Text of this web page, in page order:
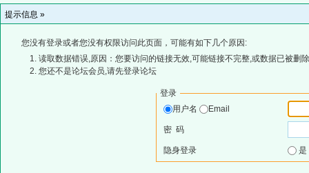
提示信息 »
您没有登录或者您没有权限访问此页面，可能有如下几个原因:
读取数据错误,原因：您要访问的链接无效,可能链接不完整,或数据已被删
您还不是论坛会员,请先登录论坛
登录
用户名
Email
密 码
隐身登录